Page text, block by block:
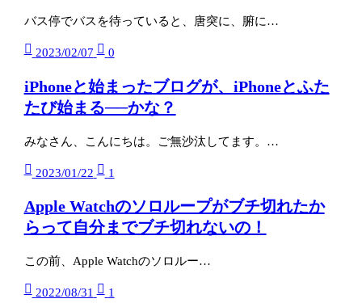
バス停でバスを待っていると、唐突に、腑に…
2023/02/07 0
iPhoneと始まったブログが、iPhoneとふた
たび始まる──かな？
みなさん、こんにちは。ご無沙汰してます。…
2023/01/22 1
Apple Watchのソロループがブチ切れたか
らって自分までブチ切れないの！
この前、Apple Watchのソロルー…
2022/08/31 1